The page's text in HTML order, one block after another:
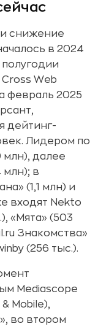
снижение
в 2024
Web
февраль 2025
дейтинг-
Лидером по
млн), далее
млн); в
(1,1 млн) и
входят Nekto
«Мята» (503
Знакомства»
(256 тыс.).
Mediascope
Mobile),
во втором